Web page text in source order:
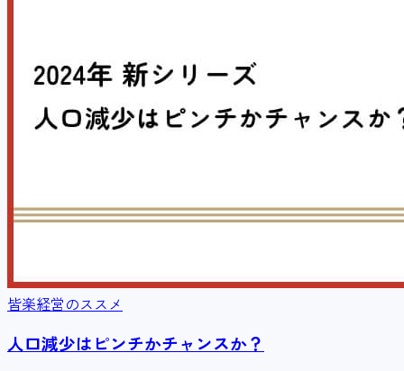
皆楽経営のススメ
人口減少はピンチかチャンスか？